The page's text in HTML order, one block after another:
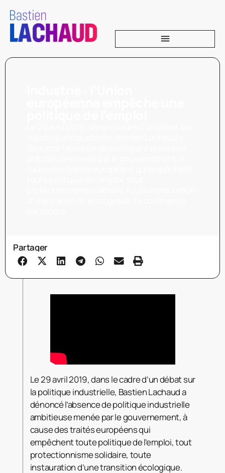
Partager
Le 29 avril 2019, dans le cadre d’un débat sur
la politique industrielle, Bastien Lachaud a
dénoncé l’absence de politique industrielle
ambitieuse menée par le gouvernement, à
cause des traités européens qui
empêchent toute politique de l’emploi, tout
protectionnisme solidaire, toute
instauration d’une transition écologique.